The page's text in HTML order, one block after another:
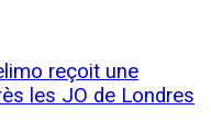
reçoit une
les JO de Londres